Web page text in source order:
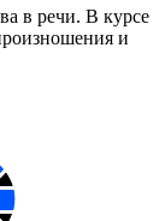
в речи. В курсе
и